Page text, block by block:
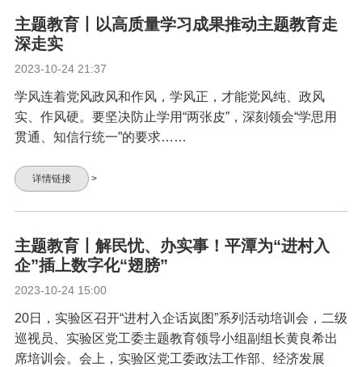
主题教育丨以高质量学习成果推动主题教育走
深走实
2023-10-24 21:37
学风连着党风政风和作风，学风正，才能党风纯、政风
实、作风硬。要坚决防止学用“两张皮”，深刻领会“学思用
贯通、知信行统一”的要求……
详情链接 >
主题教育丨解民忧、办实事！平潭为“进村入
企”插上数字化“翅膀”
2023-10-24 15:00
20日，实验区召开“进村入企话岚图”系列活动培训会，二级
巡视员、实验区党工委主题教育领导小组副组长黄良希出
席培训会。会上，实验区党工委政法工作部、经济发展